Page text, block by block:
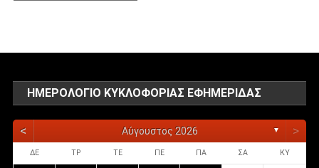
ΗΜΕΡΟΛΌΓΙΟ ΚΥΚΛΟΦΟΡΊΑΣ ΕΦΗΜΕΡΊΔΑΣ
< Αύγουστος 2026 ▼ >
ΔΕ ΤΡ ΤΕ ΠΕ ΠΑ ΣΑ ΚΥ